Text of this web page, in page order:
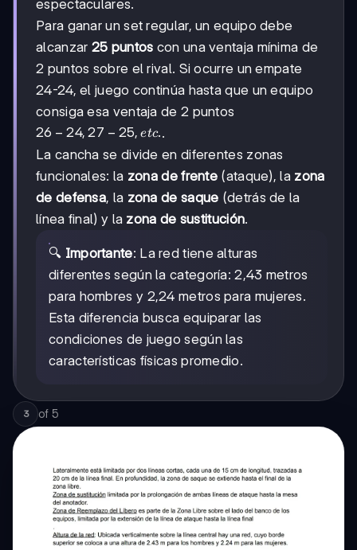
espectaculares.
Para ganar un set regular, un equipo debe
alcanzar 25 puntos con una ventaja mínima de
2 puntos sobre el rival. Si ocurre un empate
24-24, el juego continúa hasta que un equipo
consiga esa ventaja de 2 puntos
26-
24,
27-
25,
etc.
26 − 24, 27 − 25, etc..
La cancha se divide en diferentes zonas
funcionales: la zona de frente (ataque), la zona
de defensa, la zona de saque (detrás de la
línea final) y la zona de sustitución.
🔍 Importante: La red tiene alturas
diferentes según la categoría: 2,43 metros
para hombres y 2,24 metros para mujeres.
Esta diferencia busca equiparar las
condiciones de juego según las
características físicas promedio.
3 of 5